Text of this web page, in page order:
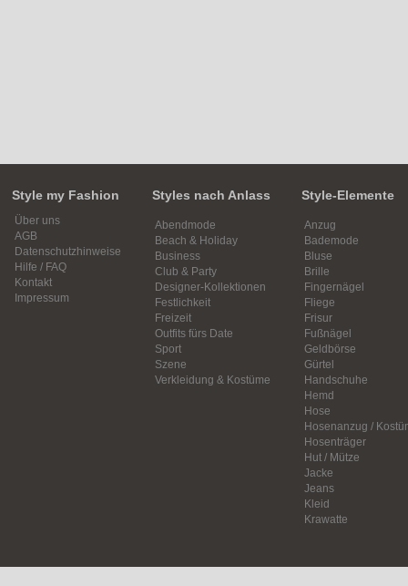
Style my Fashion
Über uns
AGB
Datenschutzhinweise
Hilfe / FAQ
Kontakt
Impressum
Styles nach Anlass
Abendmode
Beach & Holiday
Business
Club & Party
Designer-Kollektionen
Festlichkeit
Freizeit
Outfits fürs Date
Sport
Szene
Verkleidung & Kostüme
Style-Elemente
Anzug
Bademode
Bluse
Brille
Fingernägel
Fliege
Frisur
Fußnägel
Geldbörse
Gürtel
Handschuhe
Hemd
Hose
Hosenanzug /
Hosenträger
Hut / Mütze
Jacke
Jeans
Kleid
Krawatte